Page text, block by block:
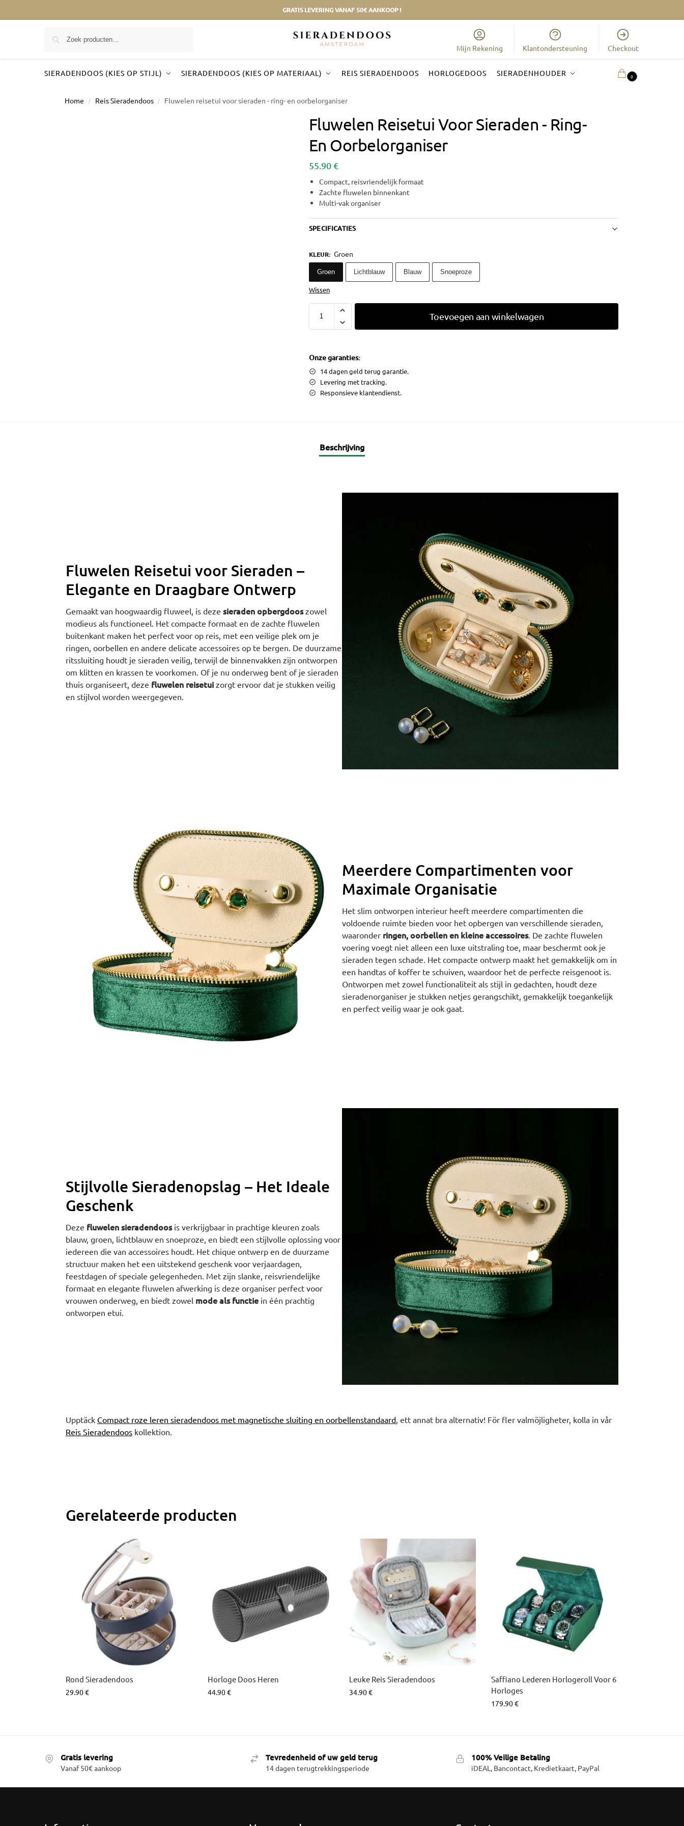
GRATIS LEVERING VANAF 50€ AANKOOP !
Mijn Rekening Klantondersteuning Checkout
SIERADENDOOS (KIES OP STIJL) SIERADENDOOS (KIES OP MATERIAAL) REIS SIERADENDOOS HORLOGEDOOS SIERADENHOUDER 0
Home / Reis Sieradendoos / Fluwelen reisetui voor sieraden - ring- en oorbelorganiser
Fluwelen Reisetui Voor Sieraden - Ring-
En Oorbelorganiser
55.90€
Compact, reisvriendelijk formaat
Zachte fluwelen binnenkant
Multi-vak organiser
SPECIFICATIES
KLEUR: Groen
Groen Lichtblauw Blauw Snoeproze
Wissen
Toevoegen aan winkelwagen
Onze garanties:
14 dagen geld terug garantie.
Levering met tracking.
Responsieve klantendienst.
Beschrijving
Fluwelen Reisetui voor Sieraden –
Elegante en Draagbare Ontwerp
Gemaakt van hoogwaardig fluweel, is deze sieraden opbergdooszowel
modieus als functioneel. Het compacte formaat en de zachte fluwelen
buitenkant maken het perfect voor op reis, met een veilige plek om je
ringen, oorbellen en andere delicate accessoires op te bergen. De duurzame
ritssluiting houdt je sieraden veilig, terwijl de binnenvakken zijn ontworpen
om klitten en krassen te voorkomen. Of je nu onderweg bent of je sieraden
thuis organiseert, deze fluwelen reisetuizorgt ervoor dat je stukken veilig
en stijlvol worden weergegeven.
Meerdere Compartimenten voor
Maximale Organisatie
Het slim ontworpen interieur heeft meerdere compartimenten die
voldoende ruimte bieden voor het opbergen van verschillende sieraden,
waaronder ringen, oorbellen en kleine accessoires. De zachte fluwelen
voering voegt niet alleen een luxe uitstraling toe, maar beschermt ook je
sieraden tegen schade. Het compacte ontwerp maakt het gemakkelijk om in
een handtas of koffer te schuiven, waardoor het de perfecte reisgenoot is.
Ontworpen met zowel functionaliteit als stijl in gedachten, houdt deze
sieradenorganiser je stukken netjes gerangschikt, gemakkelijk toegankelijk
en perfect veilig waar je ook gaat.
Stijlvolle Sieradenopslag – Het Ideale
Geschenk
Deze fluwelen sieradendoosis verkrijgbaar in prachtige kleuren zoals
blauw, groen, lichtblauw en snoeproze, en biedt een stijlvolle oplossing voor
iedereen die van accessoires houdt. Het chique ontwerp en de duurzame
structuur maken het een uitstekend geschenk voor verjaardagen,
feestdagen of speciale gelegenheden. Met zijn slanke, reisvriendelijke
formaat en elegante fluwelen afwerking is deze organiser perfect voor
vrouwen onderweg, en biedt zowel mode als functiein één prachtig
ontworpen etui.
Upptäck Compact roze leren sieradendoos met magnetische sluiting en oorbellenstandaard, ett annat bra alternativ! För fler valmöjligheter, kolla in vår
Reis Sieradendooskollektion.
Gerelateerde producten
Rond Sieradendoos
29.90€
Horloge Doos Heren
44.90€
Leuke Reis Sieradendoos
34.90€
Saffiano Lederen Horlogeroll Voor 6
Horloges
179.90€
Gratis levering
Vanaf 50€ aankoop
Tevredenheid of uw geld terug
14 dagen terugtrekkingsperiode
100% Veilige Betaling
iDEAL, Bancontact, Kredietkaart, PayPal